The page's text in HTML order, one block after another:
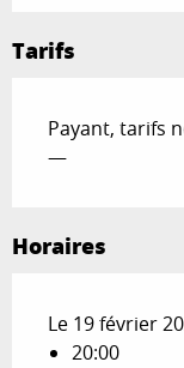
Tarifs
Payant, tarifs
—
Horaires
Le 19 février
20:00